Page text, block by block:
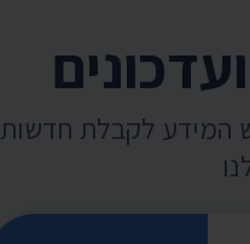
המידע לקבלת חדשות